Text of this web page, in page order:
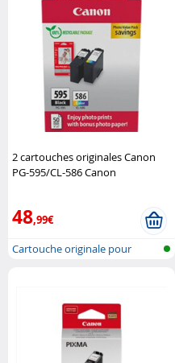
2 cartouches originales Canon
PG-595/CL-586 Canon
48,99€
Cartouche originale pour